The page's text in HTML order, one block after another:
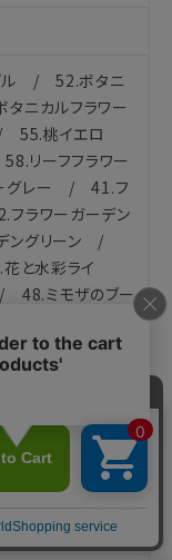
ル / 52.ボタニ
ニカルフラワー
桃イエロ
ーフフラワー
グレー / 41.フ
ラワーガーデン
ングリーン /
と水彩ライ
ミモザのブー
ケパープ
ー
る可能性がござ